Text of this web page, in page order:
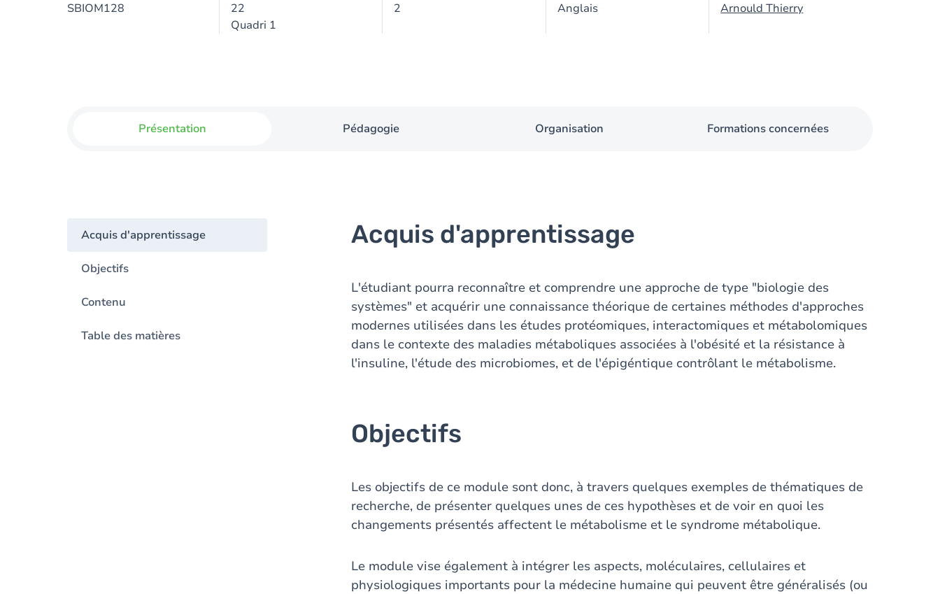
SBIOM128
22
Quadri 1
2 Anglais Arnould Thierry
Présentation Pédagogie Organisation Formations concernées
Acquis d'apprentissage
Objectifs
Contenu
Table des matières
Acquis d'apprentissage
L'étudiant pourra reconnaître et comprendre une approche de type "biologie des
systèmes" et acquérir une connaissance théorique de certaines méthodes d'approches
modernes utilisées dans les études protéomiques, interactomiques et métabolomiques
dans le contexte des maladies métaboliques associées à l'obésité et la résistance à
l'insuline, l'étude des microbiomes, et de l'épigéntique contrôlant le métabolisme.
Objectifs
Les objectifs de ce module sont donc, à travers quelques exemples de thématiques de
recherche, de présenter quelques unes de ces hypothèses et de voir en quoi les
changements présentés affectent le métabolisme et le syndrome métabolique.
Le module vise également à intégrer les aspects, moléculaires, cellulaires et
physiologiques importants pour la médecine humaine qui peuvent être généralisés (ou